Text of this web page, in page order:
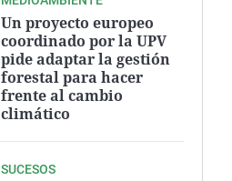
Un proyecto europeo
coordinado por la UPV
pide adaptar la gestión
forestal para hacer
frente al cambio
climático
SUCESOS